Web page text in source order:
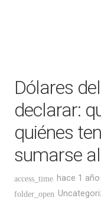
Dólares
declarar:
quiénes
sumarse
access_time hace 1 año
folder_open